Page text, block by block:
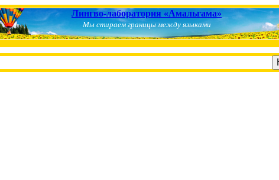
Лингво-лаборатория «Амальгама»
Мы стираем границы между языками